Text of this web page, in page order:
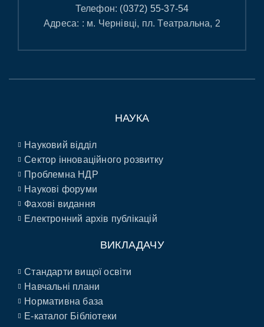
Телефон: (0372) 55-37-54
Адреса: : м. Чернівці, пл. Театральна, 2
НАУКА
Науковий відділ
Сектор інноваційного розвитку
Проблемна НДР
Наукові форуми
Фахові видання
Електронний архів публікацій
ВИКЛАДАЧУ
Стандарти вищої освіти
Навчальні плани
Нормативна база
E-каталог Бібліотеки